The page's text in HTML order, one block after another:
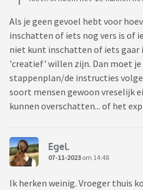
Als je geen gevoel hebt voor
inschatten of iets nog vers is of
niet kunt inschatten of iets gaar
'creatief' willen zijn. Dan moet je
stappenplan/de instructies
soort mensen gewoon vreselijk
kunnen overschatten... of het
Egel.
07-11-2023 om 14:48
Ik herken weinig. Vroeger thuis